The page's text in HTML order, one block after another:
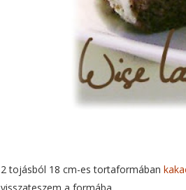
2 tojásból 18 cm-es tortaformában